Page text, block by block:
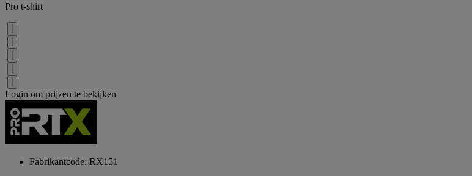
Pro t-shirt
Login om prijzen te bekijken
Fabrikantcode: RX151